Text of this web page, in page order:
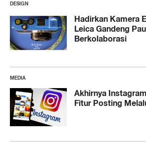
DESIGN
Hadirkan Kamera
Leica Gandeng
Berkolaborasi
MEDIA
Akhirnya
Fitur Posting